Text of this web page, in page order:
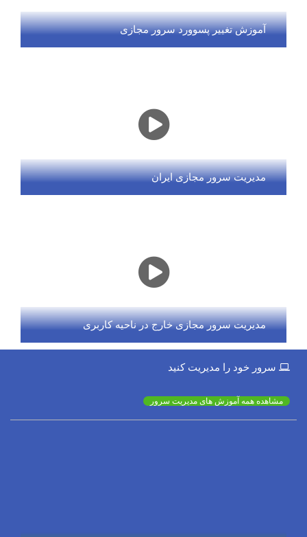
آموزش تغییر پسوورد سرور مجازی
مدیریت سرور مجازی ایران
مدیریت سرور مجازی خارج در ناحیه کاربری
سرور خود را مدیریت کنید
مشاهده همه آموزش های مدیریت سرور